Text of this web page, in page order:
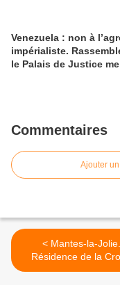
Venezuela : non à
impérialiste.
le Palais de Justice
Commentaires
Ajouter
< Mantes-la-Jolie.
Résidence de la
Ferrée. Le comité